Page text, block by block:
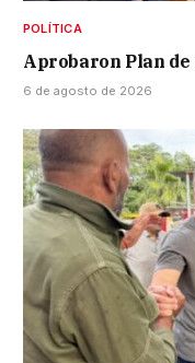
POLÍTICA
Aprobaron Plan
6 de agosto de 2026